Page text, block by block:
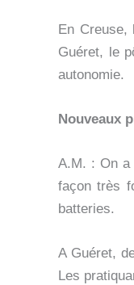
En Creuse,
Guéret, le
autonomie.
Nouveaux
A.M. : On a
façon très
batteries.
A Guéret,
Les